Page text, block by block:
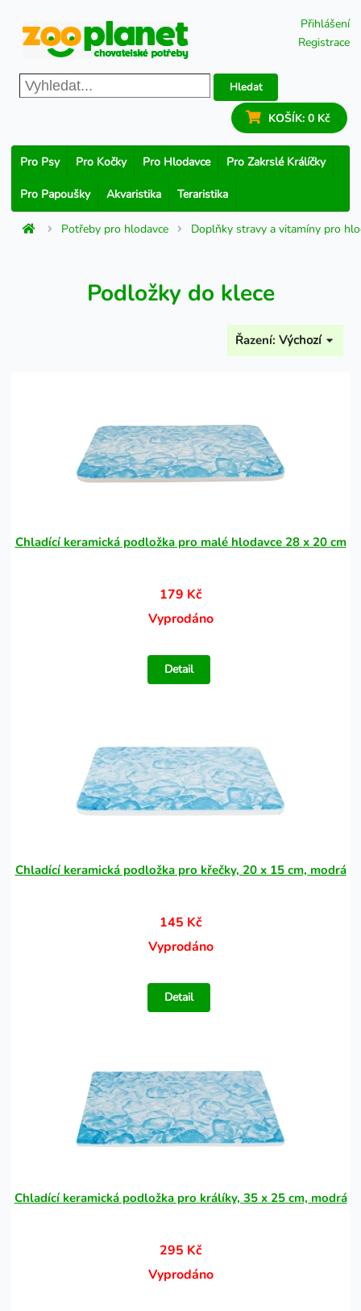
Přihlášení
Registrace
Hledat
KOŠÍK: 0 Kč
Pro Psy Pro Kočky Pro Hlodavce Pro Zakrslé Králíčky
Pro Papoušky Akvaristika Teraristika
Potřeby pro hlodavce Doplňky stravy a vitamíny pro
Podložky do klece
Řazení: Výchozí
Chladící keramická podložka pro malé hlodavce 28 x 20 cm
179 Kč
Vyprodáno
Detail
Chladící keramická podložka pro křečky, 20 x 15 cm, modrá
145 Kč
Vyprodáno
Detail
Chladící keramická podložka pro králíky, 35 x 25 cm, modrá
295 Kč
Vyprodáno